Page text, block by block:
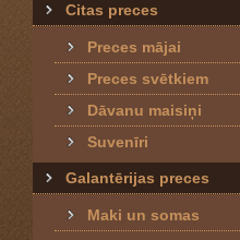
Citas preces
Preces mājai
Preces svētkiem
Dāvanu maisiņi
Suvenīri
Galantērijas preces
Maki un somas